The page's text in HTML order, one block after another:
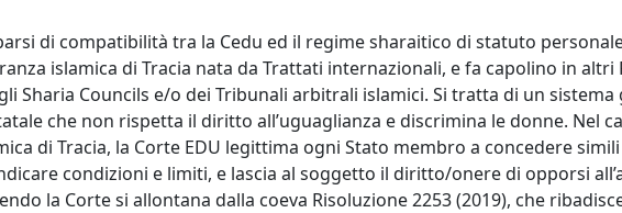
di compatibilità tra la Cedu ed il regime sharaitico di statuto
islamica di Tracia nata da Trattati internazionali, e fa capolino in altri
Sharia Councils e/o dei Tribunali arbitrali islamici. Si tratta di un
che non rispetta il diritto all’uguaglianza e discrimina le donne. Nel
di Tracia, la Corte EDU legittima ogni Stato membro a concedere
condizioni e limiti, e lascia al soggetto il diritto/onere di opporsi
la Corte si allontana dalla coeva Risoluzione 2253 (2019), che